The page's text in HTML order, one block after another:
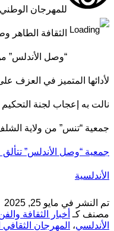
للمهرجان الوطني
الثقافة
“وصل الأندلس”
لأدائها المتميز في العزف
نالت به إعجاب لجنة
جمعية “تنس” من ولاية
جمعية “وصل الأندلس”
الأندلسية
تم النشر في مايو 25, 2025
مصنف كـ أخبار الثقافة
الأندلسي، المهرجان